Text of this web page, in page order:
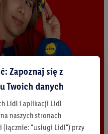
Zapoznaj się z
Twoich danych
Lidl i aplikacji Lidl
naszych stronach
"usługi Lidl") przy